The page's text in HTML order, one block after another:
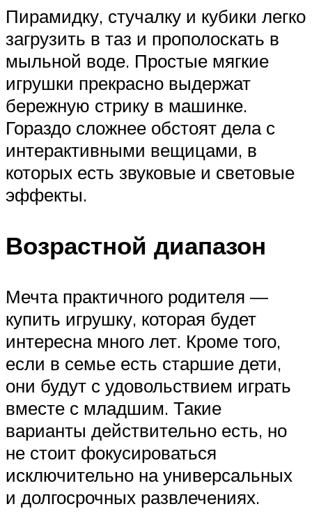
Пирамидку, стучалку и кубики легко
загрузить в таз и прополоскать в
мыльной воде. Простые мягкие
игрушки прекрасно выдержат
бережную стрику в машинке.
Гораздо сложнее обстоят дела с
интерактивными вещицами, в
которых есть звуковые и световые
эффекты.
Возрастной диапазон
Мечта практичного родителя —
купить игрушку, которая будет
интересна много лет. Кроме того,
если в семье есть старшие дети,
они будут с удовольствием играть
вместе с младшим. Такие
варианты действительно есть, но
не стоит фокусироваться
исключительно на универсальных
и долгосрочных развлечениях.